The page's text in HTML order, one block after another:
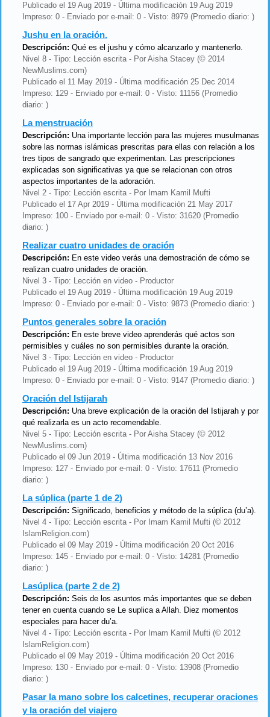
Publicado el 19 Aug 2019 - Última modificación 19 Aug 2019
Impreso: 0 - Enviado por e-mail: 0 - Visto: 8979 (Promedio diario: )
Jushu en la oración.
Descripción: Qué es el jushu y cómo alcanzarlo y mantenerlo.
Nivel 8 - Tipo: Lección escrita - Por Aisha Stacey (© 2014
NewMuslims.com)
Publicado el 11 May 2019 - Última modificación 25 Dec 2014
Impreso: 129 - Enviado por e-mail: 0 - Visto: 11156 (Promedio
diario: )
La menstruación
Descripción: Una importante lección para las mujeres musulmanas
sobre las normas islámicas prescritas para ellas con relación a los
tres tipos de sangrado que experimentan. Las prescripciones
explicadas son significativas ya que se relacionan con otros
aspectos importantes de la adoración.
Nivel 2 - Tipo: Lección escrita - Por Imam Kamil Mufti
Publicado el 17 Apr 2019 - Última modificación 21 May 2017
Impreso: 100 - Enviado por e-mail: 0 - Visto: 31620 (Promedio
diario: )
Realizar cuatro unidades de oración
Descripción: En este video verás una demostración de cómo se
realizan cuatro unidades de oración.
Nivel 3 - Tipo: Lección en video - Productor
Publicado el 19 Aug 2019 - Última modificación 19 Aug 2019
Impreso: 0 - Enviado por e-mail: 0 - Visto: 9873 (Promedio diario: )
Puntos generales sobre la oración
Descripción: En este breve video aprenderás qué actos son
permisibles y cuáles no son permisibles durante la oración.
Nivel 3 - Tipo: Lección en video - Productor
Publicado el 19 Aug 2019 - Última modificación 19 Aug 2019
Impreso: 0 - Enviado por e-mail: 0 - Visto: 9147 (Promedio diario: )
Oración del Istijarah
Descripción: Una breve explicación de la oración del Istijarah y por
qué realizarla es un acto recomendable.
Nivel 5 - Tipo: Lección escrita - Por Aisha Stacey (© 2012
NewMuslims.com)
Publicado el 09 Jun 2019 - Última modificación 13 Nov 2016
Impreso: 127 - Enviado por e-mail: 0 - Visto: 17611 (Promedio
diario: )
La súplica (parte 1 de 2)
Descripción: Significado, beneficios y método de la súplica (du’a).
Nivel 4 - Tipo: Lección escrita - Por Imam Kamil Mufti (© 2012
IslamReligion.com)
Publicado el 09 May 2019 - Última modificación 20 Oct 2016
Impreso: 145 - Enviado por e-mail: 0 - Visto: 14281 (Promedio
diario: )
Lasúplica (parte 2 de 2)
Descripción: Seis de los asuntos más importantes que se deben
tener en cuenta cuando se Le suplica a Allah. Diez momentos
especiales para hacer du’a.
Nivel 4 - Tipo: Lección escrita - Por Imam Kamil Mufti (© 2012
IslamReligion.com)
Publicado el 09 May 2019 - Última modificación 20 Oct 2016
Impreso: 130 - Enviado por e-mail: 0 - Visto: 13908 (Promedio
diario: )
Pasar la mano sobre los calcetines, recuperar oraciones
y la oración del viajero